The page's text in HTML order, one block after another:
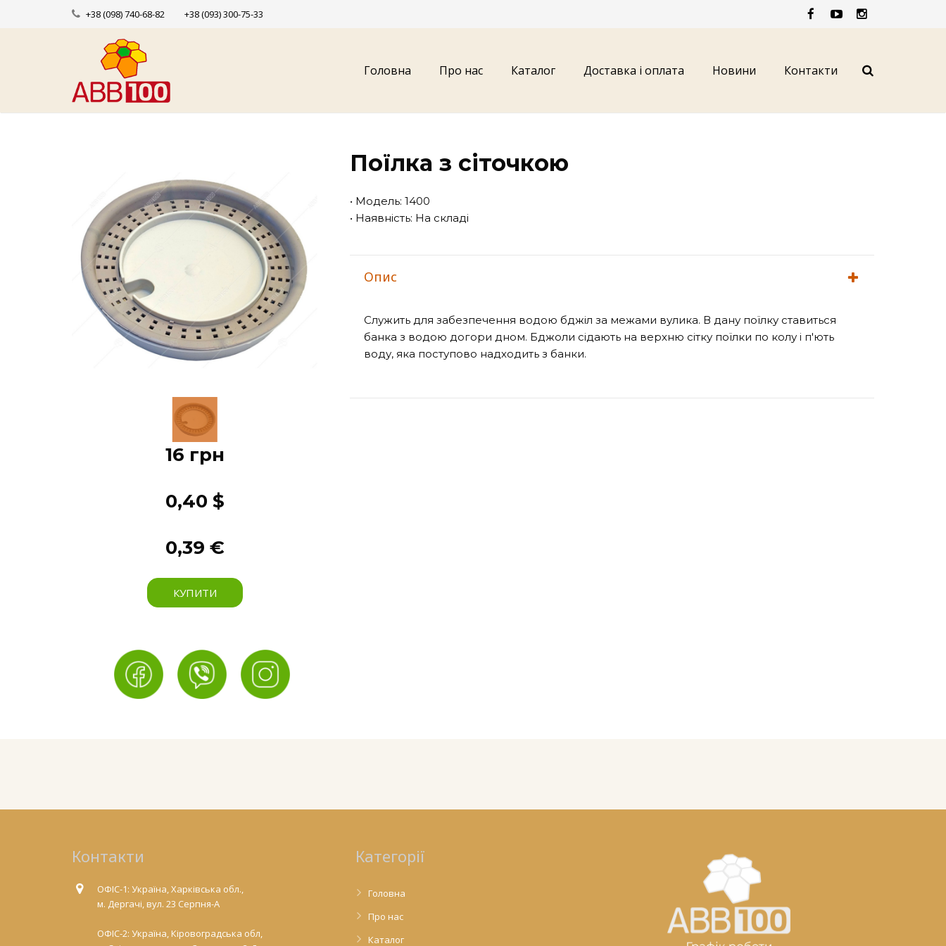
+38 (098) 740-68-82 +38 (093) 300-75-33
Головна Про нас Каталог Доставка і оплата Новини Контакти
16 грн
0,40 $
0,39 €
КУПИТИ
Поїлка з сіточкою
• Модель: 1400
• Наявність: На складі
Опис
Служить для забезпечення водою бджіл за межами вулика. В дану поїлку ставиться
банка з водою догори дном. Бджоли сідають на верхню сітку поїлки по колу і п'ють
воду, яка поступово надходить з банки.
Контакти
ОФІС-1: Україна, Харківська обл.,
м. Дергачі, вул. 23 Серпня-А
ОФІС-2: Україна, Кіровоградська обл,
Категорії
Головна
Про нас
Каталог